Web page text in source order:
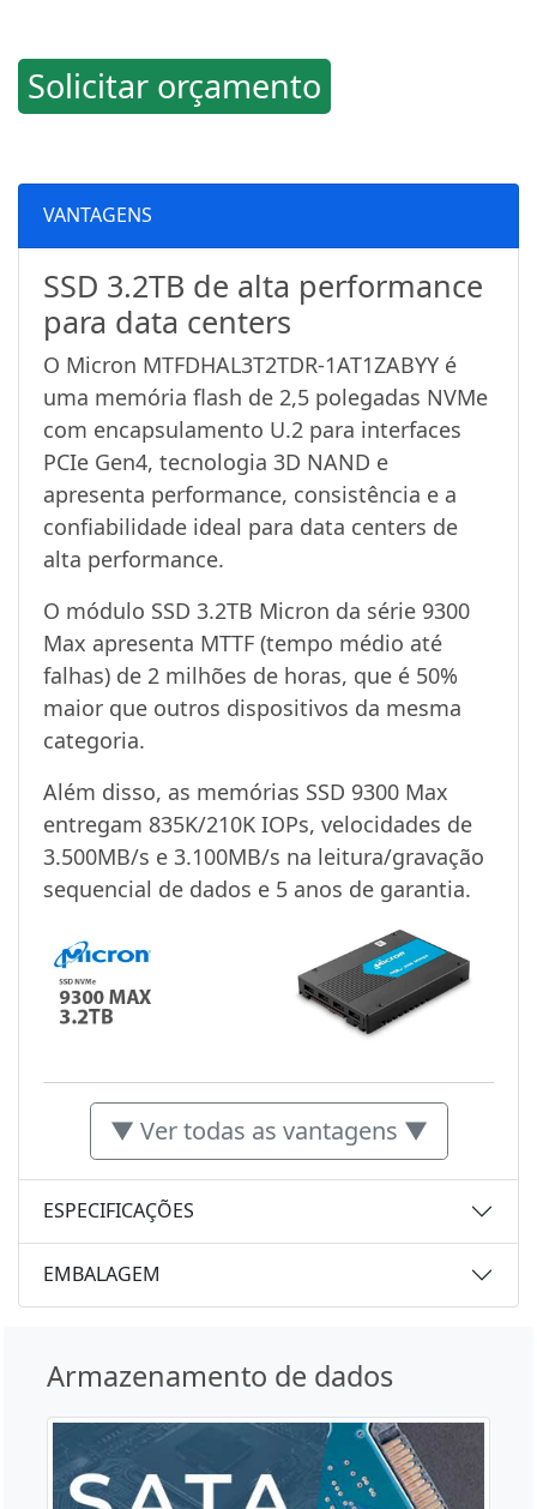
Solicitar orçamento
VANTAGENS
SSD 3.2TB de alta performance
para data centers
O Micron MTFDHAL3T2TDR-1AT1ZABYY é
uma memória flash de 2,5 polegadas NVMe
com encapsulamento U.2 para interfaces
PCIe Gen4, tecnologia 3D NAND e
apresenta performance, consistência e a
confiabilidade ideal para data centers de
alta performance.
O módulo SSD 3.2TB Micron da série 9300
Max apresenta MTTF (tempo médio até
falhas) de 2 milhões de horas, que é 50%
maior que outros dispositivos da mesma
categoria.
Além disso, as memórias SSD 9300 Max
entregam 835K/210K IOPs, velocidades de
3.500MB/s e 3.100MB/s na leitura/gravação
sequencial de dados e 5 anos de garantia.
▼ Ver todas as vantagens ▼
ESPECIFICAÇÕES
EMBALAGEM
Armazenamento de dados